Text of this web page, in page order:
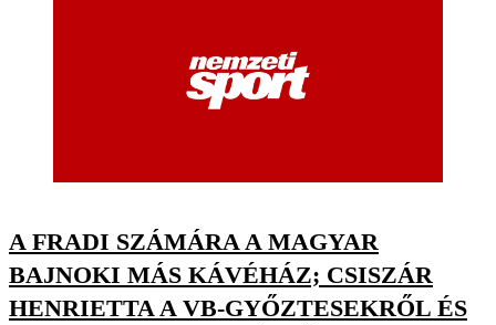
A FRADI SZÁMÁRA A MAGYAR
BAJNOKI MÁS KÁVÉHÁZ; CSISZÁR
HENRIETTA A VB-GYŐZTESEKRŐL ÉS